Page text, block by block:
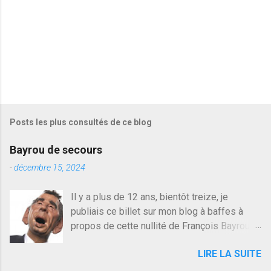
Posts les plus consultés de ce blog
Bayrou de secours
-décembre 15, 2024
Il y a plus de 12 ans, bientôt treize, je
publiais ce billet sur mon blog à baffes à
propos de cette nullité de François Bayrou. Il
quelqu'un, je ne parle pas des couples mais
LIRE LA SUITE